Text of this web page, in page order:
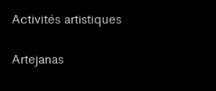
Activités artistiques
Artejanas